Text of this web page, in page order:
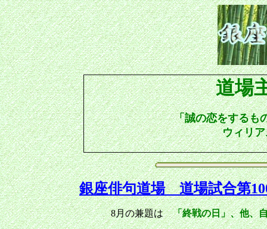
道場
「誠の恋をするも
ウィリ
銀座俳句道場 道場試合第
8月の兼題は「終戦の日」、他、